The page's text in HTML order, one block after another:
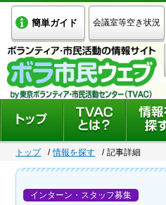
簡単ガイド 会議室等空き状況
トップ 情報を探す 記事詳細
インターン・スタッフ募集